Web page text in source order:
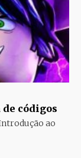
códigos
ao